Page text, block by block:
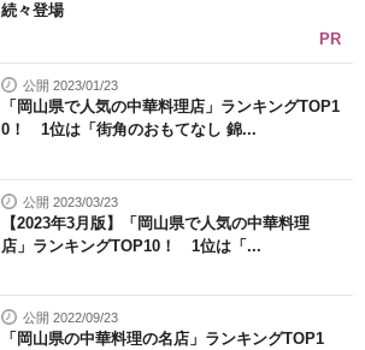
続々登場
PR
公開 2023/01/23
「岡山県で人気の中華料理店」ランキングTOP1
0！ 1位は「街角のおもてなし 錦...
公開 2023/03/23
【2023年3月版】「岡山県で人気の中華料理
店」ランキングTOP10！ 1位は「...
公開 2022/09/23
「岡山県の中華料理の名店」ランキングTOP1